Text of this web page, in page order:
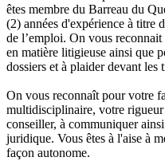
êtes membre du Barreau du
(2) années d'expérience à titre
de l’emploi. On vous
en matière litigieuse ainsi que
dossiers et à plaider devant les
On vous reconnaît pour votre
multidisciplinaire, votre
conseiller, à communiquer
juridique. Vous êtes à l'aise à
façon autonome.